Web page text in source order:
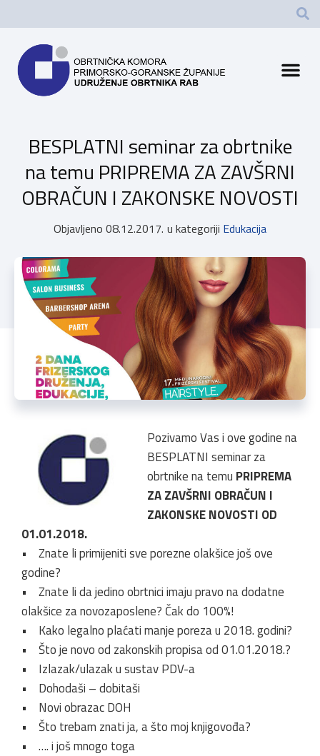
BESPLATNI seminar za obrtnike
na temu PRIPREMA ZA ZAVŠRNI
OBRAČUN I ZAKONSKE NOVOSTI
Objavljeno 08.12.2017. u kategoriji Edukacija
Pozivamo Vas i ove godine na
BESPLATNI seminar za
obrtnike na temu PRIPREMA
ZA ZAVŠRNI OBRAČUN I
ZAKONSKE NOVOSTI OD
01.01.2018.
• Znate li primijeniti sve porezne olakšice još ove
godine?
• Znate li da jedino obrtnici imaju pravo na dodatne
olakšice za novozaposlene? Čak do 100%!
• Kako legalno plaćati manje poreza u 2018. godini?
• Što je novo od zakonskih propisa od 01.01.2018.?
• Izlazak/ulazak u sustav PDV-a
• Dohodaši – dobitaši
• Novi obrazac DOH
• Što trebam znati ja, a što moj knjigovođa?
• …. i još mnogo toga